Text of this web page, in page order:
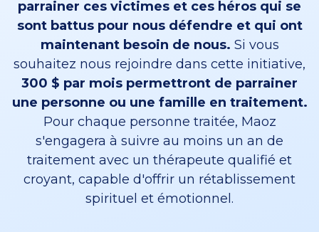
parrainer ces victimes et ces héros qui se
sont battus pour nous défendre et qui ont
maintenant besoin de nous. Si vous
souhaitez nous rejoindre dans cette initiative,
300 $ par mois permettront de parrainer
une personne ou une famille en traitement.
Pour chaque personne traitée, Maoz
s'engagera à suivre au moins un an de
traitement avec un thérapeute qualifié et
croyant, capable d'offrir un rétablissement
spirituel et émotionnel.